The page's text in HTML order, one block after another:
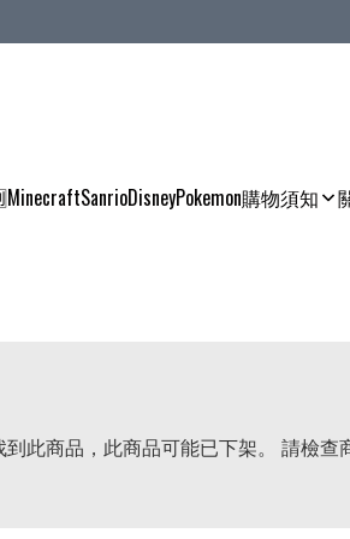
MinecraftSanrioDisneyPokemon購物須知
此商品，此商品可能已下架。 請檢查